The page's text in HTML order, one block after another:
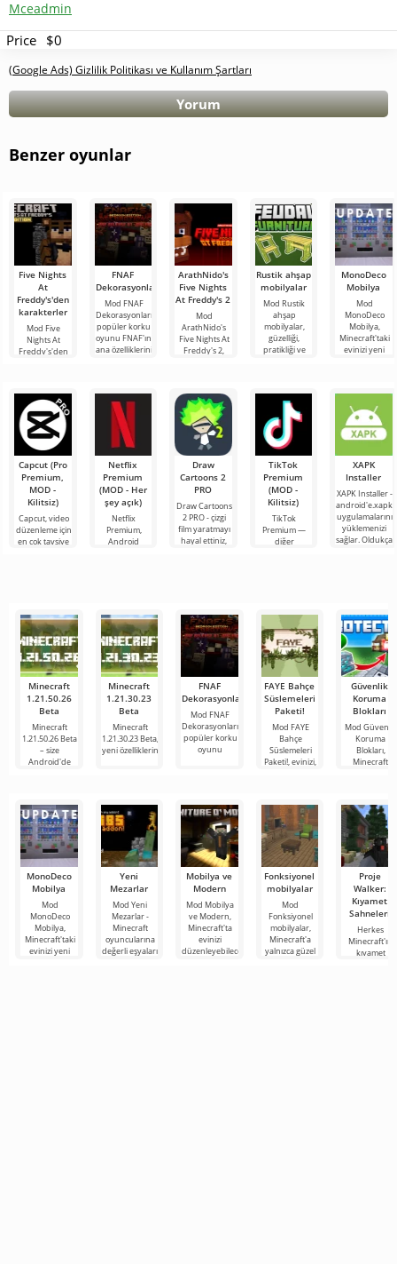
Mceadmin
Price $0
(Google Ads) Gizlilik Politikası ve Kullanım Şartları
Yorum
Benzer oyunlar
Five Nights
At
Freddy's'den
karakterler
Mod Five
Nights At
Freddy's'den
herkesin favori
FNAF
Dekorasyonları
Mod FNAF
Dekorasyonları,
popüler korku
oyunu FNAF'ın
ana özelliklerini
ArathNido's
Five Nights
At Freddy's 2
Mod
ArathNido's
Five Nights At
Freddy's 2,
ve mobilya
Rustik ahşap
mobilyalar
Mod Rustik
ahşap
mobilyalar,
güzelliği,
pratikliği ve
oyuncuları
MonoDeco
Mobilya
Mod
MonoDeco
Mobilya,
Minecraft'taki
evinizi yeni
kanepeler ve
diğer
Capcut (Pro
Premium,
MOD -
Kilitsiz)
Capcut, video
düzenleme için
en çok tavsiye
Netflix
Premium
(MOD - Her
şey açık)
Netflix
Premium,
Android
Draw
Cartoons 2
PRO
Draw Cartoons
2 PRO - çizgi
film yaratmayı
hayal ettiniz,
TikTok
Premium
(MOD -
Kilitsiz)
TikTok
Premium —
diğer
sağlayan
XAPK
Installer
XAPK Installer -
android'e.xapk
uygulamalarını
yüklemenizi
sağlar. Oldukça
Minecraft
1.21.50.26
Beta
Minecraft
1.21.50.26 Beta
– size
Android'de
Minecraft
1.21.30.23
Beta
Minecraft
1.21.30.23 Beta,
yeni özelliklerin
FNAF
Dekorasyonları
Mod FNAF
Dekorasyonları,
popüler korku
oyunu
FAYE Bahçe
Süslemeleri
Paketi!
Mod FAYE
Bahçe
Süslemeleri
Paketi!, evinizi,
Güvenlik
Koruma
Blokları
Mod Güvenlik
Koruma
Blokları,
Minecraft
MonoDeco
Mobilya
Mod
MonoDeco
Mobilya,
Minecraft'taki
evinizi yeni
Yeni
Mezarlar
Mod Yeni
Mezarlar -
Minecraft
oyuncularına
değerli eşyaları
Mobilya ve
Modern
Mod Mobilya
ve Modern,
Minecraft'ta
evinizi
düzenleyebileceğiniz
Fonksiyonel
mobilyalar
Mod
Fonksiyonel
mobilyalar,
Minecraft'a
yalnızca güzel
Proje
Walker:
Kıyamet
Sahneleri
Herkes
Minecraft'ın
kıyamet